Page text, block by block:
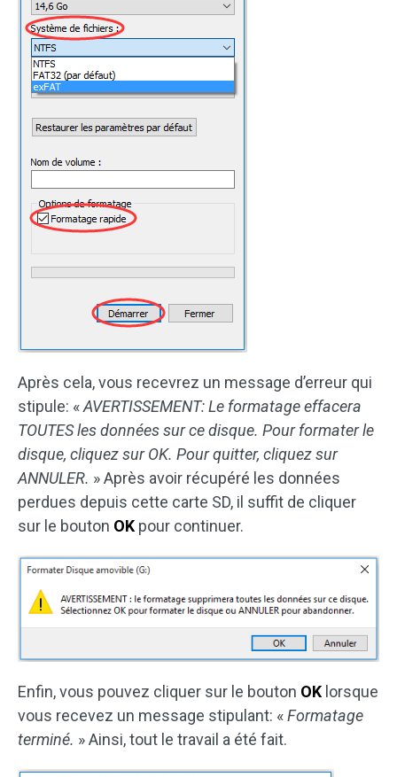
Après cela, vous recevrez un message d’erreur qui
stipule: «AVERTISSEMENT: Le formatage effacera
TOUTES les données sur ce disque. Pour formater le
disque, cliquez sur OK. Pour quitter, cliquez sur
ANNULER. » Après avoir récupéré les données
perdues depuis cette carte SD, il suffit de cliquer
sur le bouton OK pour continuer.
Enfin, vous pouvez cliquer sur le bouton OK lorsque
vous recevez un message stipulant: «Formatage
terminé. » Ainsi, tout le travail a été fait.